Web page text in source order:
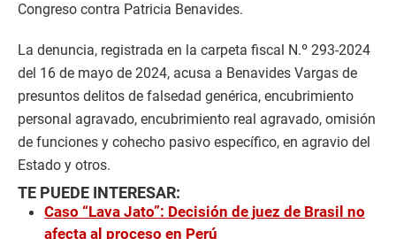
Congreso contra Patricia Benavides.
La denuncia, registrada en la carpeta fiscal N.º 293-2024
del 16 de mayo de 2024, acusa a Benavides Vargas de
presuntos delitos de falsedad genérica, encubrimiento
personal agravado, encubrimiento real agravado, omisión
de funciones y cohecho pasivo específico, en agravio del
Estado y otros.
TE PUEDE INTERESAR:
Caso “Lava Jato”: Decisión de juez de Brasil no
afecta al proceso en Perú